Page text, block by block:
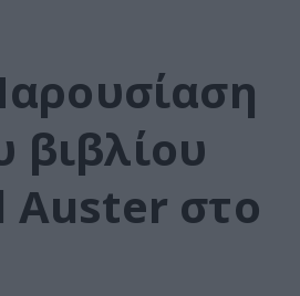
βιβλίου
Auster στο